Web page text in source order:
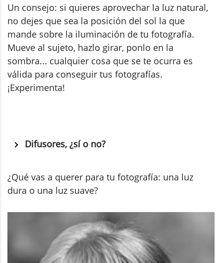
Un consejo: si quieres aprovechar la luz natural,
no dejes que sea la posición del sol la que
mande sobre la iluminación de tu fotografía.
Mueve al sujeto, hazlo girar, ponlo en la
sombra... cualquier cosa que se te ocurra es
válida para conseguir tus fotografías.
¡Experimenta!
Difusores, ¿sí o no?
¿Qué vas a querer para tu fotografía: una luz
dura o una luz suave?